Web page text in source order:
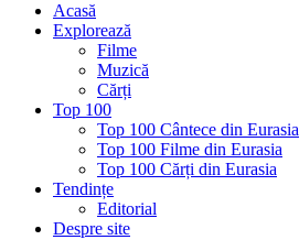
Acasă
Explorează
Filme
Muzică
Cărți
Top 100
Top 100 Cântece din Eurasia
Top 100 Filme din Eurasia
Top 100 Cărți din Eurasia
Tendințe
Editorial
Despre site